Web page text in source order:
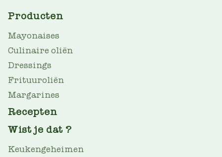
MAIN
NAV
Producten
Mayonaises
Culinaire oliën
Dressings
Frituuroliën
Margarines
Recepten
Wist je dat ?
Keukengeheimen